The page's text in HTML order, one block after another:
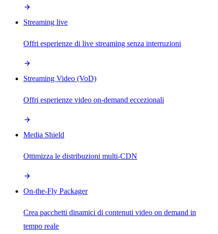
Streaming live
Offri esperienze di live streaming senza interruzioni
Streaming Video (VoD)
Offri esperienze video on-demand eccezionali
Media Shield
Ottimizza le distribuzioni multi-CDN
On-the-Fly Packager
Crea pacchetti dinamici di contenuti video on demand in
tempo reale